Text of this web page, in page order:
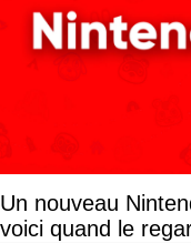
Un nouveau
voici quand le